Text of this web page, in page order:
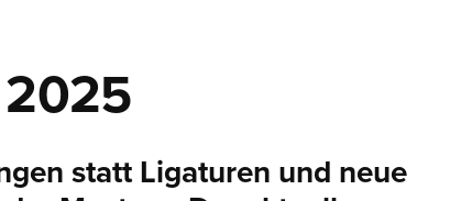
2025
statt Ligaturen und neue